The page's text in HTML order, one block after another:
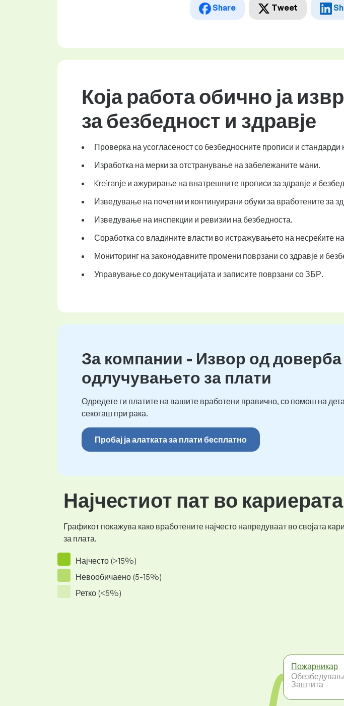
Share Tweet
Која работа обично ја
за безбедност и здравје
Проверка на усогласеност со безбедносните прописи и стандарди
Изработка на мерки за отстранување на забележаните мани.
Kreiranje и ажурирање на внатрешните прописи за здравје и
Изведување на почетни и континуирани обуки за вработените за
Изведување на инспекции и ревизии на безбедноста.
Соработка со владините власти во истражувањето на несреќите
Мониторинг на законодавните промени поврзани со здравје и
Управување со документацијата и записите поврзани со ЗБР.
За компании - Извор од доверба
одлучувањето за плати
Одредете ги платите на вашите вработени правично, со помош на
секогаш при рака.
Пробај ја алатката за плати бесплатно
Најчестиот пат во
Графикот покажува како вработените најчесто напредуваат во својата
за плата.
Најчесто (>15%)
Невообичаено (5-15%)
Ретко (<5%)
Пожарникар
Заштита